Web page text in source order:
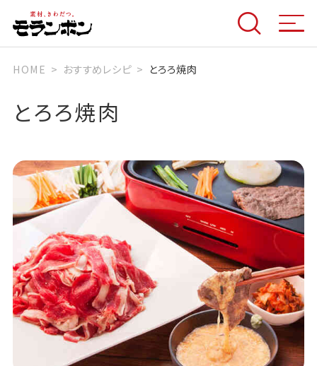
HOME おすすめレシピ とろろ焼肉
とろろ焼肉